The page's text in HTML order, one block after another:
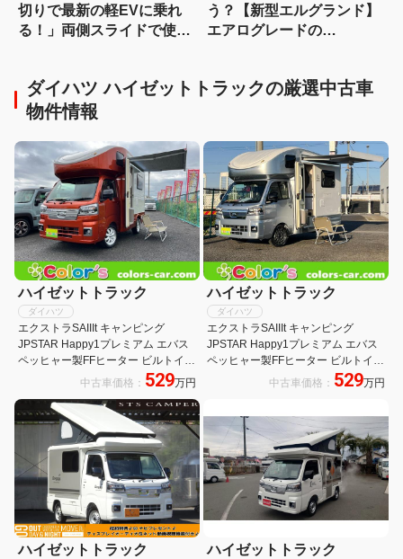
切りで最新の軽EVに乗れ
る！」両側スライドで使い
う？【新型エルグランド】
エアログレードの
ダイハツ ハイゼットトラックの厳選中古車
物件情報
ハイゼットトラック
ダイハツ
エクストラSAIIIt キャンピング
JPSTAR Happy1プレミアム エバス
ペッヒャー製FFヒーター ビルトイン
クーラー+冷蔵庫+電動サイドオーニ
コンセント
中古車価格： 529万円
ハイゼットトラック
ダイハツ
エクストラSAIIIt キャンピング
JPSTAR Happy1プレミアム エバス
ペッヒャー製FFヒーター ビルトイン
クーラー+冷蔵庫+電動サイドオーニ
中古車価格： 529万円
ハイゼットトラック ハイゼットトラック